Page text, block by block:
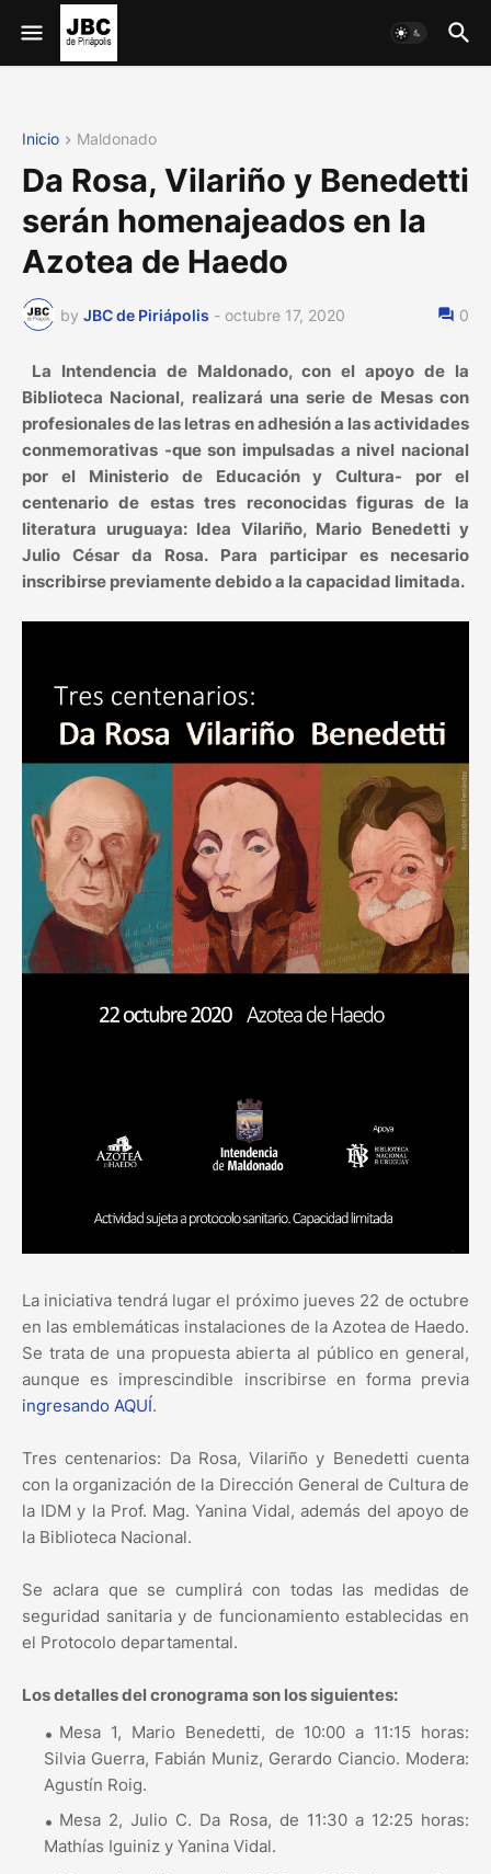
Inicio Maldonado
Da Rosa, Vilariño y Benedetti
serán homenajeados en la
Azotea de Haedo
by JBC de Piriápolis - octubre 17, 2020 0
La Intendencia de Maldonado, con el apoyo de la
Biblioteca Nacional, realizará una serie de Mesas con
profesionales de las letras en adhesión a las actividades
conmemorativas -que son impulsadas a nivel nacional
por el Ministerio de Educación y Cultura- por el
centenario de estas tres reconocidas figuras de la
literatura uruguaya: Idea Vilariño, Mario Benedetti y
Julio César da Rosa. Para participar es necesario
inscribirse previamente debido a la capacidad limitada.
La iniciativa tendrá lugar el próximo jueves 22 de octubre
en las emblemáticas instalaciones de la Azotea de Haedo.
Se trata de una propuesta abierta al público en general,
aunque es imprescindible inscribirse en forma previa
ingresando AQUÍ.
Tres centenarios: Da Rosa, Vilariño y Benedetti cuenta
con la organización de la Dirección General de Cultura de
la IDM y la Prof. Mag. Yanina Vidal, además del apoyo de
la Biblioteca Nacional.
Se aclara que se cumplirá con todas las medidas de
seguridad sanitaria y de funcionamiento establecidas en
el Protocolo departamental.
Los detalles del cronograma son los siguientes:
Mesa 1, Mario Benedetti, de 10:00 a 11:15 horas:
Silvia Guerra, Fabián Muniz, Gerardo Ciancio. Modera:
Agustín Roig.
Mesa 2, Julio C. Da Rosa, de 11:30 a 12:25 horas:
Mathías Iguiniz y Yanina Vidal.